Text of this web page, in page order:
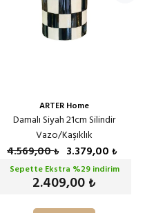
ARTER Home
Damalı Siyah 21cm Silindir
Vazo/Kaşıklık
4.569,00₺ 3.379,00 ₺
Sepette Ekstra %29indirim
2.409,00 ₺